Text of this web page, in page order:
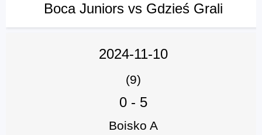
Boca Juniors vs Gdzieś Grali
2024-11-10
(9)
0- 5
Boisko A